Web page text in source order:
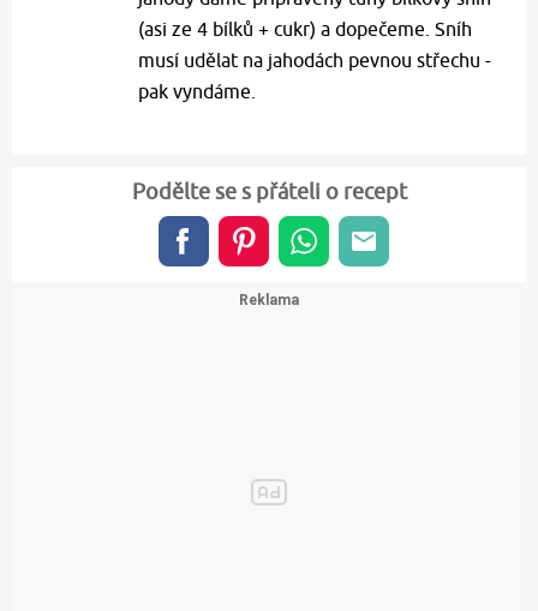
(asi ze 4 bílků + cukr) a dopečeme. Sníh
musí udělat na jahodách pevnou střechu -
pak vyndáme.
Podělte se s přáteli o recept